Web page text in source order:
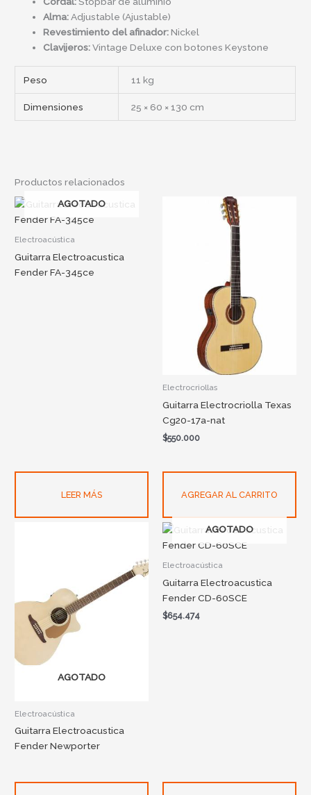
Alma: Adjustable (Ajustable)
Revestimiento del afinador:Nickel
Clavijeros:Vintage Deluxe con botones Keystone
Peso 11 kg
Dimensiones 25 × 60 × 130 cm
Productos relacionados
AGOTADO
Electroacústica
Guitarra Electroacustica
Fender FA-345ce
LEER MÁS
Electrocriollas
Guitarra Electrocriolla Texas
Cg20-17a-nat
$550.000
AGREGAR AL CARRITO
AGOTADO
Electroacústica
Guitarra Electroacustica
Fender Newporter
AGOTADO
Electroacústica
Guitarra Electroacustica
Fender CD-60SCE
$654.474